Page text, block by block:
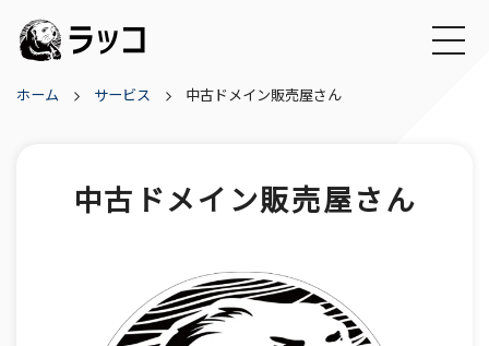
ホーム サービス 中古ドメイン販売屋さん
中古ドメイン販売屋さん